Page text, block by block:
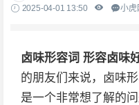
2025-04-01 13:50
小虎
卤味形容词 形容卤味
的朋友们来说，卤味
是一个非常想了解的